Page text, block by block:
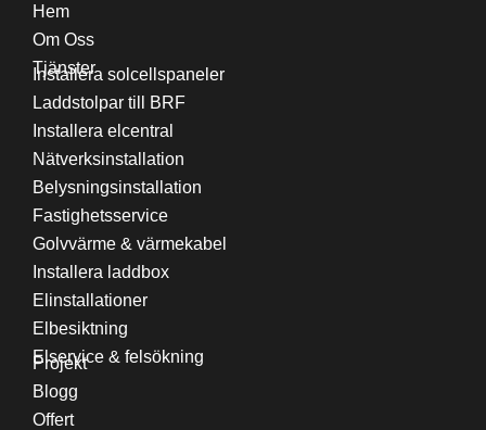
Hem
Om Oss
Tjänster
Installera solcellspaneler
Laddstolpar till BRF
Installera elcentral
Nätverksinstallation
Belysningsinstallation
Fastighetsservice
Golvvärme & värmekabel
Installera laddbox
Elinstallationer
Elbesiktning
Elservice & felsökning
Projekt
Blogg
Offert